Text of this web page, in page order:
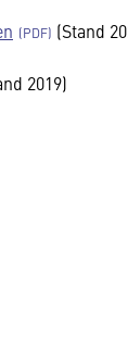
(Stand
2019)